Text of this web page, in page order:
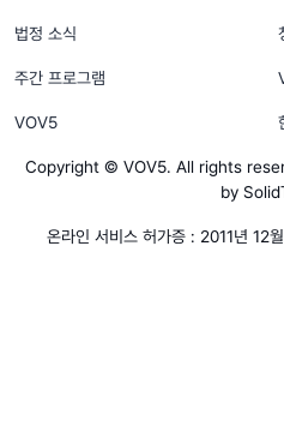
법정 소식
주간 프로그램
VOV5
Copyright © VOV5. All rights
by
온라인 서비스 허가증 : 2011년